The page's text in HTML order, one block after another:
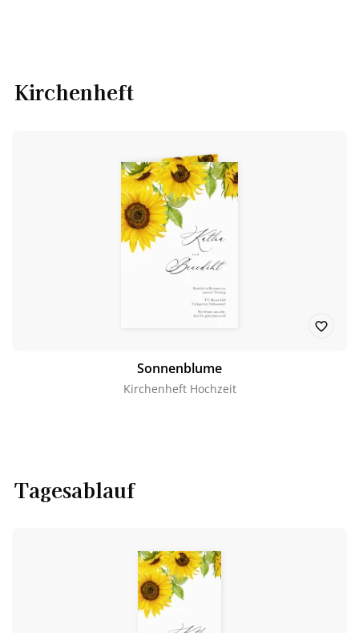
Kirchenheft
Sonnenblume
Kirchenheft Hochzeit
Tagesablauf